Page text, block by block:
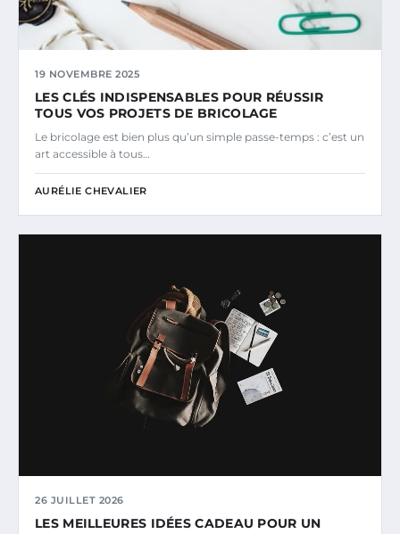
19 NOVEMBRE 2025
LES CLÉS INDISPENSABLES POUR RÉUSSIR
TOUS VOS PROJETS DE BRICOLAGE
Le bricolage est bien plus qu’un simple passe-temps : c’est un
art accessible à tous…
AURÉLIE CHEVALIER
26 JUILLET 2026
LES MEILLEURES IDÉES CADEAU POUR UN